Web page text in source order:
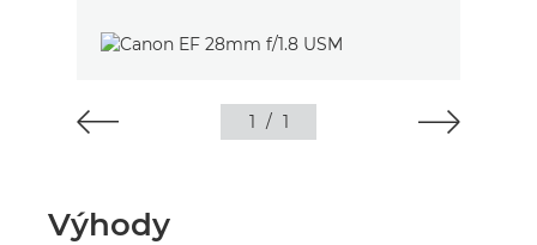
1 / 1
Výhody